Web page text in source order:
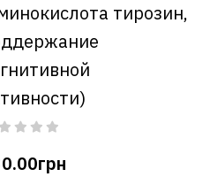
тирозин,